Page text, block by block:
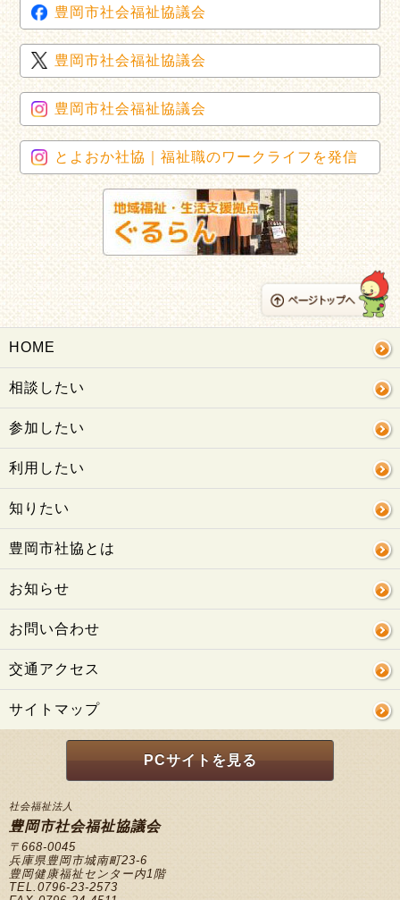
豊岡市社会福祉協議会
豊岡市社会福祉協議会
豊岡市社会福祉協議会
とよおか社協｜福祉職のワークライフを発信
HOME
相談したい
参加したい
利用したい
知りたい
豊岡市社協とは
お知らせ
お問い合わせ
交通アクセス
サイトマップ
PCサイトを見る
社会福祉法人
豊岡市社会福祉協議会
〒668-0045
兵庫県豊岡市城南町23-6
豊岡健康福祉センター内1階
TEL.0796-23-2573